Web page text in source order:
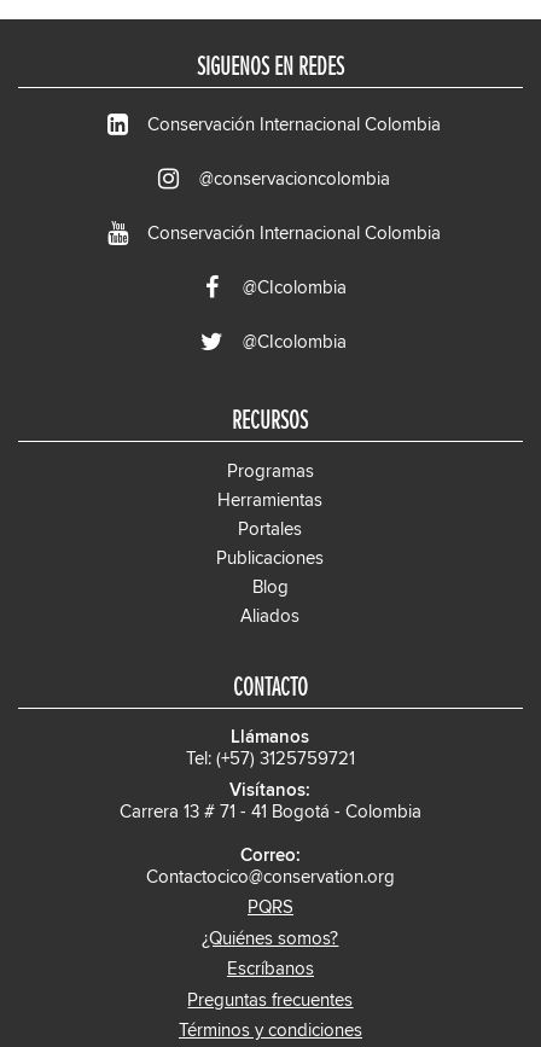
SIGUENOS EN REDES
Conservación Internacional Colombia
@conservacioncolombia
Conservación Internacional Colombia
@CIcolombia
@CIcolombia
RECURSOS
Programas
Herramientas
Portales
Publicaciones
Blog
Aliados
CONTACTO
Llámanos
Tel: (+57) 3125759721
Visítanos:
Carrera 13 # 71 - 41 Bogotá - Colombia
Correo:
Contactocico@conservation.org
PQRS
¿Quiénes somos?
Escríbanos
Preguntas frecuentes
Términos y condiciones